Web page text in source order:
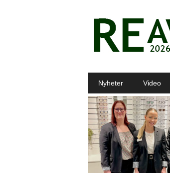
Main menu
Nyheter Video